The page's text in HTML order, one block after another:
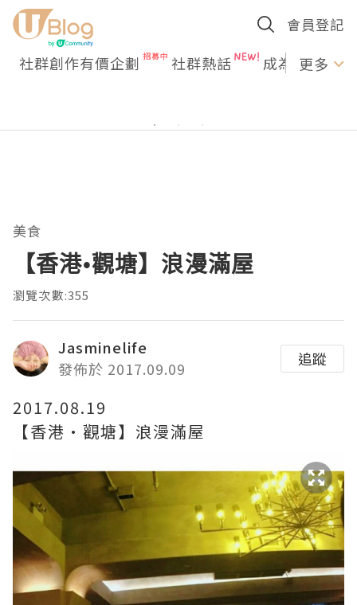
會員登記
社群創作有價企劃 社群熱話 成為U更多
美食
【香港•觀塘】浪漫滿屋
瀏覽次數:355
Jasminelife
發佈於 2017.09.09
追蹤
2017.08.19
【香港•觀塘】浪漫滿屋